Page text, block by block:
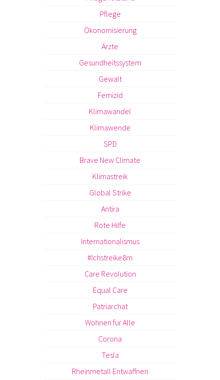
Pflege
Ökonomisierung
Ärzte
Gesundheitssystem
Gewalt
Femizid
Klimawandel
Klimawende
SPD
Brave New Climate
Klimastreik
Global Strike
Antira
Rote Hilfe
Internationalismus
#Ichstreike8m
Care Revolution
Equal Care
Patriarchat
Wohnen für Alle
Corona
Tesla
Rheinmetall Entwaffnen